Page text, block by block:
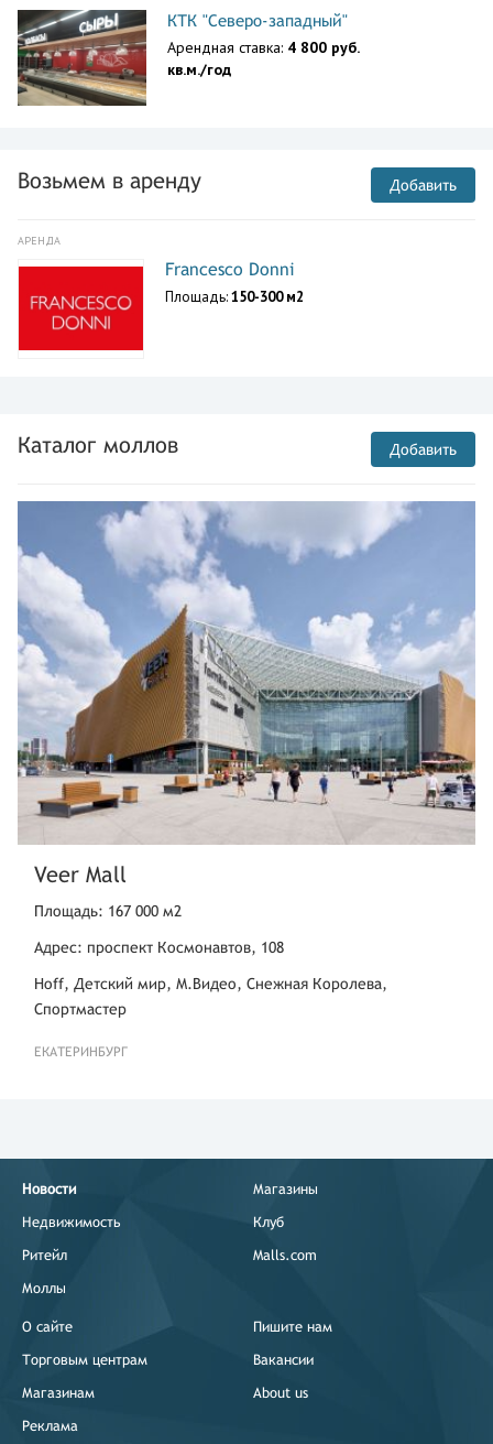
КТК "Северо-западный"
Арендная ставка: 4 800 руб.
кв.м./год
Возьмем в аренду Добавить
АРЕНДА
Francesco Donni
Площадь:150-300 м2
Каталог моллов Добавить
Veer Mall
Площадь: 167 000 м2
Адрес: проспект Космонавтов, 108
Hoff, Детский мир, М.Видео, Снежная Королева,
Спортмастер
ЕКАТЕРИНБУРГ
Новости
Недвижимость
Ритейл
Моллы
Магазины
Клуб
Malls.com
О сайте
Торговым центрам
Магазинам
Реклама
Пишите нам
Вакансии
About us